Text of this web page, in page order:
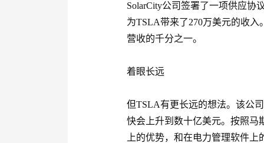
SolarCity公司签署了一项供应协
为TSLA带来了270万美元的收
营收的千分之一。
着眼长远
但TSLA有更长远的想法。该公
快会上升到数十亿美元。按照马
上的优势，和在电力管理软件